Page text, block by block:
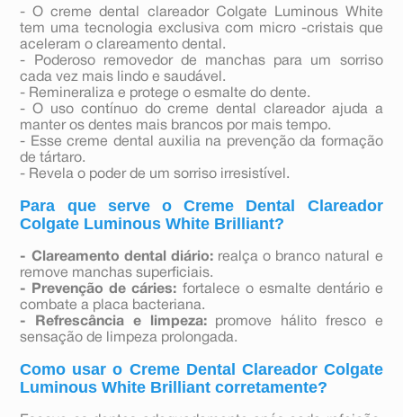
- O creme dental clareador Colgate Luminous White
tem uma tecnologia exclusiva com micro -cristais que
aceleram o clareamento dental.
- Poderoso removedor de manchas para um sorriso
cada vez mais lindo e saudável.
- Remineraliza e protege o esmalte do dente.
- O uso contínuo do creme dental clareador ajuda a
manter os dentes mais brancos por mais tempo.
- Esse creme dental auxilia na prevenção da formação
de tártaro.
- Revela o poder de um sorriso irresistível.
Para que serve o Creme Dental Clareador
Colgate Luminous White Brilliant?
- Clareamento dental diário:realça o branco natural e
remove manchas superficiais.
- Prevenção de cáries: fortalece o esmalte dentário e
combate a placa bacteriana.
- Refrescância e limpeza:promove hálito fresco e
sensação de limpeza prolongada.
Como usar o Creme Dental Clareador Colgate
Luminous White Brilliant corretamente?